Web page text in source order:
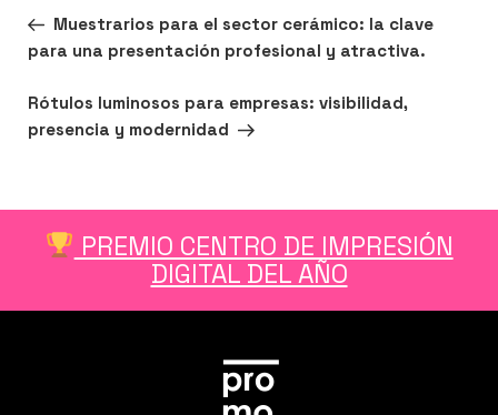
Entrada
anterior:
ANTERIOR
Muestrarios para el sector cerámico: la clave
para una presentación profesional y atractiva.
Siguiente
entrada
SIGUIENTE
Rótulos luminosos para empresas: visibilidad,
presencia y modernidad
PREMIO CENTRO DE IMPRESIÓN
DIGITAL DEL AÑO